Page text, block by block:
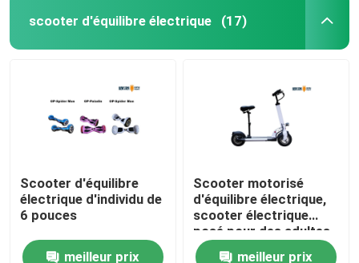
scooter d'équilibre électrique (17)
Scooter d'équilibre
électrique d'individu de
6 pouces
meilleur prix
Scooter motorisé
d'équilibre électrique,
scooter électrique
posé pour des adultes
meilleur prix